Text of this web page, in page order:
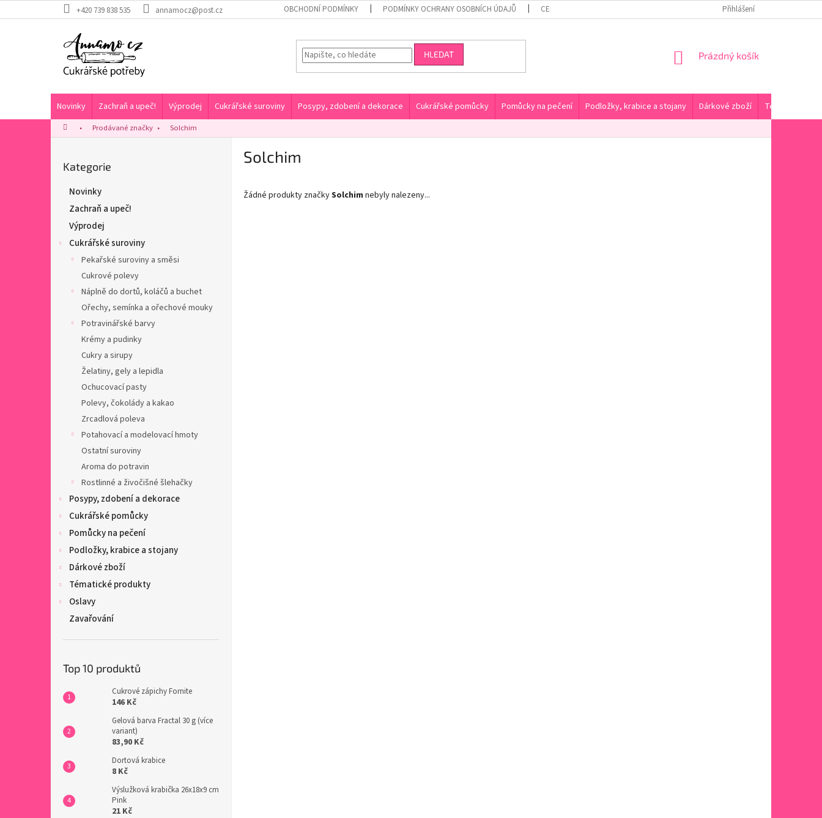
na
+420 739 838 535 annamocz@post.cz OBCHODNÍ PODMÍNKY PODMÍNKY OCHRANY OSOBNÍCH ÚDAJŮ CENY DOPRAVY A PLATBA KONTAKTY A PRODEJNAPřihlášení
HLEDAT
NÁKUPNÍ
Prázdný košík
Novinky Zachraň a upeč! Výprodej Cukrářské suroviny Posypy, zdobení a dekorace Cukrářské pomůcky Pomůcky na pečení Podložky, krabice a stojany Dárkové zboží Tématické
DomůProdávané značky Solchim
Přeskočit
kategorie
Kategorie
Novinky
Zachraň a upeč!
Výprodej
Cukrářské suroviny
Pekařské suroviny a směsi
Cukrové polevy
Náplně do dortů, koláčů a buchet
Ořechy, semínka a ořechové mouky
Potravinářské barvy
Krémy a pudinky
Cukry a sirupy
Želatiny, gely a lepidla
Ochucovací pasty
Polevy, čokolády a kakao
Zrcadlová poleva
Potahovací a modelovací hmoty
Ostatní suroviny
Aroma do potravin
Rostlinné a živočišné šlehačky
Posypy, zdobení a dekorace
Cukrářské pomůcky
Pomůcky na pečení
Podložky, krabice a stojany
Dárkové zboží
Tématické produkty
Oslavy
Zavařování
Top 10 produktů
Cukrové zápichy Fornite
146 Kč
Gelová barva Fractal 30 g (více
variant)
83,90 Kč
Dortová krabice
8 Kč
Výslužková krabička 26x18x9 cm
Pink
21 Kč
Solchim
Žádné produkty značkySolchim nebyly nalezeny...